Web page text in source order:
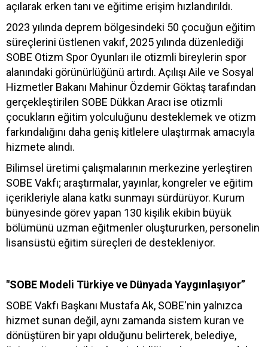
açılarak erken tanı ve eğitime erişim hızlandırıldı.
2023 yılında deprem bölgesindeki 50 çocuğun eğitim
süreçlerini üstlenen vakıf, 2025 yılında düzenlediği
SOBE Otizm Spor Oyunları ile otizmli bireylerin spor
alanındaki görünürlüğünü artırdı. Açılışı Aile ve Sosyal
Hizmetler Bakanı Mahinur Özdemir Göktaş tarafından
gerçekleştirilen SOBE Dükkan Aracı ise otizmli
çocukların eğitim yolculuğunu desteklemek ve otizm
farkındalığını daha geniş kitlelere ulaştırmak amacıyla
hizmete alındı.
Bilimsel üretimi çalışmalarının merkezine yerleştiren
SOBE Vakfı; araştırmalar, yayınlar, kongreler ve eğitim
içerikleriyle alana katkı sunmayı sürdürüyor. Kurum
bünyesinde görev yapan 130 kişilik ekibin büyük
bölümünü uzman eğitmenler oluştururken, personelin
lisansüstü eğitim süreçleri de destekleniyor.
"SOBE Modeli Türkiye ve Dünyada Yaygınlaşıyor”
SOBE Vakfı Başkanı Mustafa Ak, SOBE'nin yalnızca
hizmet sunan değil, aynı zamanda sistem kuran ve
dönüştüren bir yapı olduğunu belirterek, belediye,